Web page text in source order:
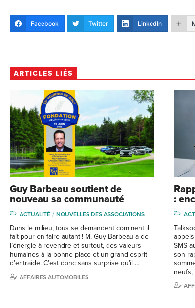
Facebook Twitter LinkedIn
ARTICLES LIÉS
Guy Barbeau soutient de
nouveau sa communauté
ACTUALITÉ NOUVELLES DES ASSOCIATIONS
Dans le milieu, tous se demandent comment il
fait pour en faire autant ! M. Guy Barbeau a de
l’énergie à revendre et surtout, des valeurs
humaines à la bonne place et un grand esprit
d’entraide. C’est donc sans surprise qu’il …
AFFAIRES AUTOMOBILES
:
SMS
son
neufs,